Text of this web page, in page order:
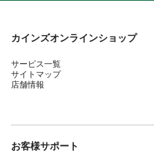
カインズオンラインショップ
サービス一覧
サイトマップ
店舗情報
お客様サポート